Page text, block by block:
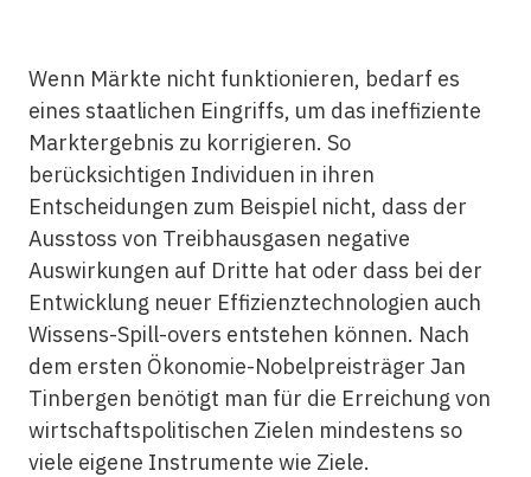
Wenn Märkte nicht funktionieren, bedarf es
eines staatlichen Eingriffs, um das ineffiziente
Marktergebnis zu korrigieren. So
berücksichtigen Individuen in ihren
Entscheidungen zum Beispiel nicht, dass der
Ausstoss von Treibhausgasen negative
Auswirkungen auf Dritte hat oder dass bei der
Entwicklung neuer Effizienztechnologien auch
Wissens-Spill-overs entstehen können. Nach
dem ersten Ökonomie-Nobelpreisträger Jan
Tinbergen benötigt man für die Erreichung von
wirtschaftspolitischen Zielen mindestens so
viele eigene Instrumente wie Ziele.